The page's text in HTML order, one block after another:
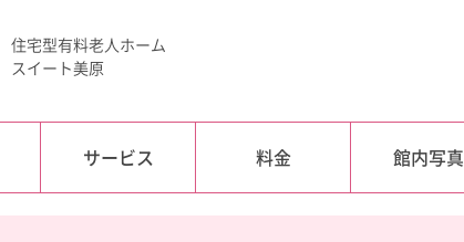
住宅型有料老人ホーム
スイート美原
サービス 料金 館内写真